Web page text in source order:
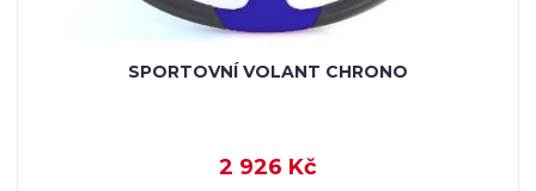
SPORTOVNÍ VOLANT CHRONO
2 926 Kč